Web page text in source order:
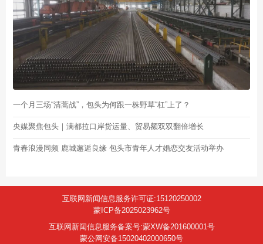
一个月三场“清蒿战”，包头为何跟一株野草“杠”上了？
央媒聚焦包头｜满都拉口岸货运量、贸易额双双翻倍增长
青春浪漫同频 鹿城邂逅良缘 包头市青年人才婚恋交友活动举办
互联网新闻信息服务许可证:15120250002
蒙ICP备2025023962号
互联网新闻信息服务备案号:蒙XW备201600001号
蒙公网安备15020402000650号